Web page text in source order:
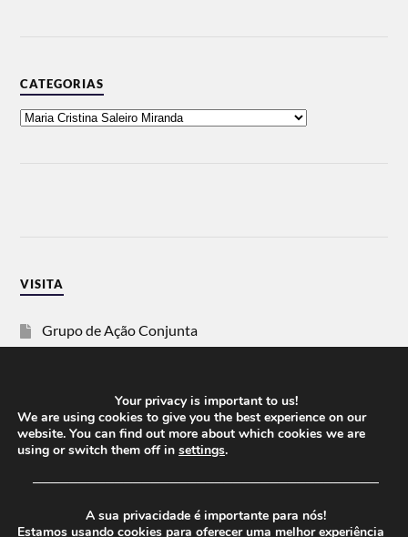
CATEGORIAS
VISITA
Grupo de Ação Conjunta
Vida Justa
dezanove
Your privacy is important to us!
We are using cookies to give you the best experience on our
website. You can find out more about which cookies we are
using or switch them off in settings.
──────────────────────────────────────
A sua privacidade é importante para nós!
Estamos usando cookies para oferecer uma melhor experiência